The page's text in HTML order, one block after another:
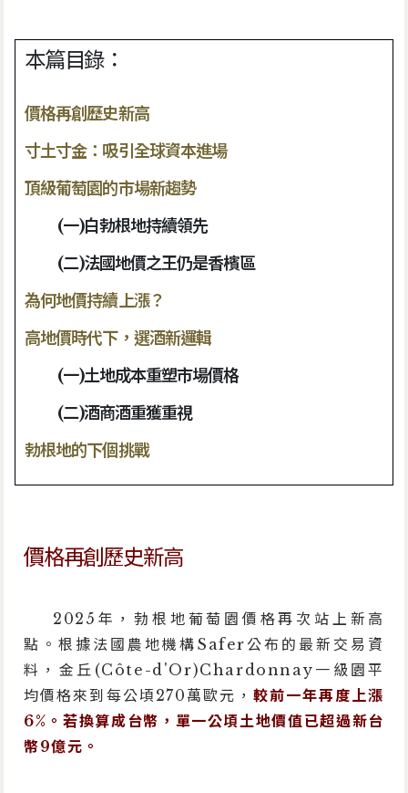
本篇目錄：
價格再創歷史新高
寸土寸金：吸引全球資本進場
頂級葡萄園的市場新趨勢
(一)白勃根地持續領先
(二)法國地價之王仍是香檳區
為何地價持續上漲？
高地價時代下，選酒新邏輯
(一)土地成本重塑市場價格
(二)酒商酒重獲重視
勃根地的下個挑戰
價格再創歷史新高
2025年，勃根地葡萄園價格再次站上新高
點。根據法國農地機構Safer公布的最新交易資
料，金丘(Côte-d'Or)Chardonnay一級園平
均價格來到每公頃270萬歐元， 較前一年再度上漲
6%。若換算成台幣，單一公頃土地價值已超過新台
幣9億元。